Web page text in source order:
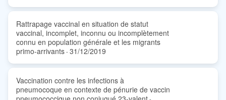
Rattrapage vaccinal en situation de statut
vaccinal, incomplet, inconnu ou incomplètement
connu en population générale et les migrants
primo-arrivants-31/12/2019
Vaccination contre les infections à
pneumocoque en contexte de pénurie de vaccin